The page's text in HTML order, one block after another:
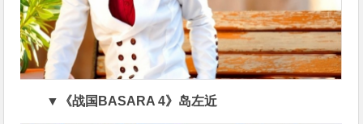
▼《战国BASARA 4》岛左近